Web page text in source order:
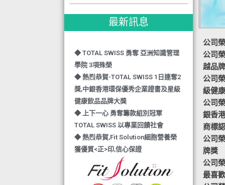
最新訊息
◆ TOTAL SWISS 勇奪 亞洲知識管理
學院 3項殊榮
◆ 熱烈恭賀-TOTAL SWISS 1日連奪2
獎,中銀香港環保優秀企業證書及星級
健康飲品品牌大獎
◆ 上下一心 勇奪籌款組別冠軍
TOTAL SWISS 以專業回饋社會
◆ 熱烈恭賀,Fit Solution細胞營養榮
獲優質<正>印,信心保證
◆ TOTAL SWISS與DHL及順豐快運,
聯手推出全新送貨服務,把健康快捷又
公司
公司
越品
公司
級健
公司
銀香
商標
公司
牌獎
公司
最喜